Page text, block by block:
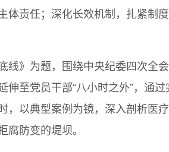
责任；深化长效机制，扎紧制
》为题，围绕中央纪委四次全
至党员干部“八小时之外”，通
以典型案例为镜，深入剖析医
防变的堤坝。